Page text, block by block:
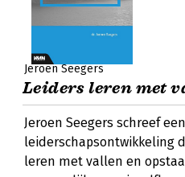
Jeroen Seegers
Leiders leren met
Jeroen Seegers schreef
leiderschapsontwikkeling
leren met vallen en